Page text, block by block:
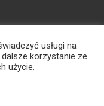
zastrzeżone.
usługi na
korzystanie ze
użycie.